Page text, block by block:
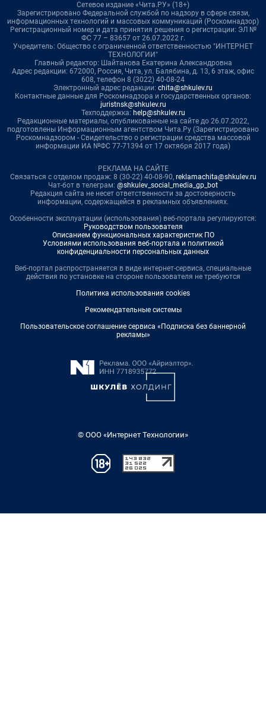
Сетевое издание «Чита.РУ» (18+)
Зарегистрировано Федеральной службой по надзору в сфере связи,
информационных технологий и массовых коммуникаций (Роскомнадзор)
Регистрационный номер и дата принятия решения о регистрации: ЭЛ №
ФС 77 – 83657 от 26.07.2022 г.
Учредитель: Общество с ограниченной ответственностью "ИНТЕРНЕТ
ТЕХНОЛОГИИ"
Главный редактор: Шайтанова Екатерина Александровна
Адрес редакции: 672000, Россия, Чита, ул. Балябина, д. 13, 6 этаж, офис
608, телефон 8 (3022) 40-08-24
Электронный адрес редакции: chita@shkulev.ru
Контактные данные для Роскомнадзора и государственных органов:
juristnsk@shkulev.ru
Техподдержка: help@shkulev.ru
Редакционные материалы, опубликованные на сайте до 26.07.2022,
подготовлены Информационным агентством Чита.Ру (Зарегистрировано
Роскомнадзором - Свидетельство о регистрации средства массовой
информации ИА №ФС 77-71394 от 17 октября 2017 года)
РЕКЛАМА НА САЙТЕ
Связаться с отделом продаж: 8 (30-22) 40-08-90, reklamachita@shkulev.ru
Чат-бот в телеграм: @shkulev_social_media_gp_bot
Редакция сайта не несет ответственности за достоверность
информации, содержащейся в рекламных объявлениях.
Особенности эксплуатации (использования) веб-портала регулируются:
Руководством пользователя
Описанием функциональных характеристик ПО
Условиями использования веб-портала и политикой
конфиденциальности персональных данных
Веб-портал распространяется в виде интернет-сервиса, специальные
действия по установке на стороне пользователя не требуются
Политика использования cookies
Рекомендательные системы
Пользовательское соглашение сервиса «Подписка без баннерной
рекламы»
© ООО «Интернет Технологии»